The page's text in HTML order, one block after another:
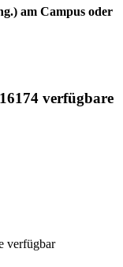
am Campus oder
verfügbare
verfügbar